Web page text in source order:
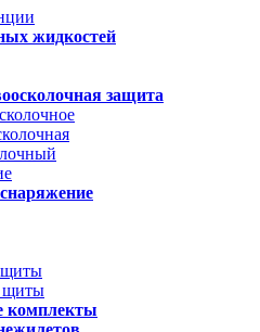
жидкостей
защита
щиты
щиты
комплекты